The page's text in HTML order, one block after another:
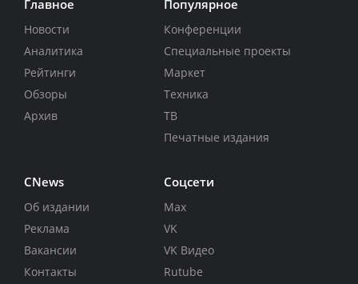
Главное
Новости
Аналитика
Рейтинги
Обзоры
Архив
Популярное
Конференции
Специальные проекты
Маркет
Техника
ТВ
Печатные издания
CNews
Об издании
Реклама
Вакансии
Контакты
Соцсети
Max
VK
VK Видео
Rutube